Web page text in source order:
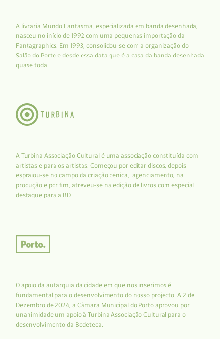
A livraria Mundo Fantasma, especializada em banda desenhada,
nasceu no início de 1992 com uma pequenas importação da
Fantagraphics. Em 1993, consolidou-se com a organização do
Salão do Porto e desde essa data que é a casa da banda desenhada
quase toda.
A Turbina Associação Cultural é uma associação constituída com
artistas e para os artistas. Começou por editar discos, depois
espraiou-se no campo da criação cénica, agenciamento, na
produção e por fim, atreveu-se na edição de livros com especial
destaque para a BD.
O apoio da autarquia da cidade em que nos inserimos é
fundamental para o desenvolvimento do nosso projecto: A 2 de
Dezembro de 2024, a Câmara Municipal do Porto aprovou por
unanimidade um apoio à Turbina Associação Cultural para o
desenvolvimento da Bedeteca.